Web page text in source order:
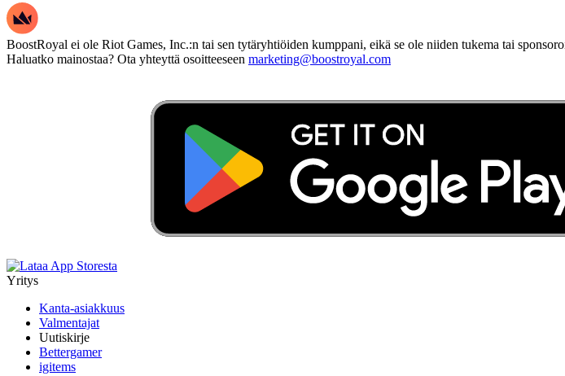
BoostRoyal ei ole Riot Games, Inc.:n tai sen tytäryhtiöiden kumppani, eikä se ole niiden tukema tai
Haluatko mainostaa? Ota yhteyttä osoitteeseen marketing@boostroyal.com
Yritys
Kanta-asiakkuus
Valmentajat
Uutiskirje
Bettergamer
igitems